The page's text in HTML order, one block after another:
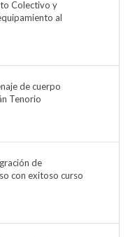
Colectivo y
al
de cuerpo
Tenorio
de
con exitoso curso